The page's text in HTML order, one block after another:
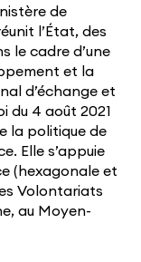
de
l’État, des
le cadre d’une
et la
d’échange et
du 4 août 2021
la politique de
Elle s’appuie
(hexagonale et
Volontariats
au Moyen-